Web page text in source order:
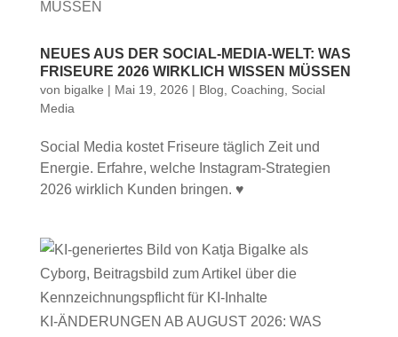
NEUES AUS DER SOCIAL-MEDIA-WELT: WAS
FRISEURE 2026 WIRKLICH WISSEN MÜSSEN
von bigalke | Mai 19, 2026 | Blog Coaching
Social
Media
Social Media kostet Friseure täglich Zeit und
Energie. Erfahre, welche Instagram-Strategien
2026 wirklich Kunden bringen. ♥
KI-ÄNDERUNGEN AB AUGUST 2026: WAS